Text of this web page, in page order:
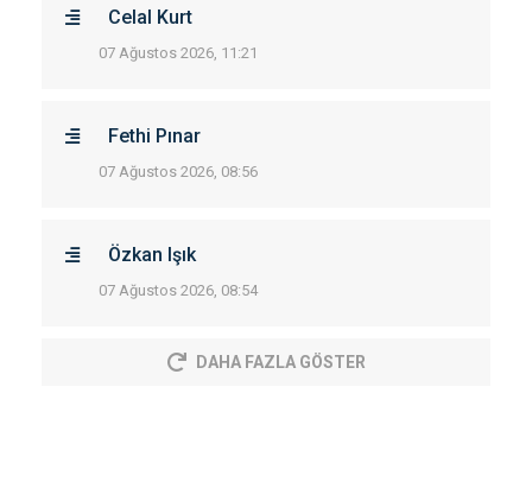
Celal Kurt
07 Ağustos 2026, 11:21
Fethi Pınar
07 Ağustos 2026, 08:56
Özkan Işık
07 Ağustos 2026, 08:54
DAHA FAZLA GÖSTER